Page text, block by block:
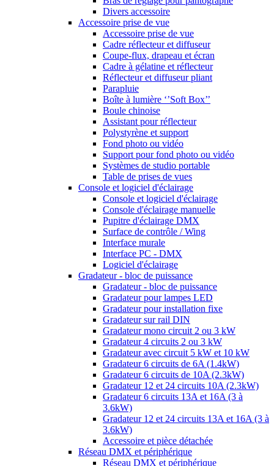
Divers accessoire
Accessoire prise de vue
Accessoire prise de vue
Cadre réflecteur et diffuseur
Coupe-flux, drapeau et écran
Cadre à gélatine et réflecteur
Réflecteur et diffuseur pliant
Parapluie
Boîte à lumière ‘’Soft Box’’
Boule chinoise
Assistant pour réflecteur
Polystyrène et support
Fond photo ou vidéo
Support pour fond photo ou vidéo
Systèmes de studio portable
Table de prises de vues
Console et logiciel d'éclairage
Console et logiciel d'éclairage
Console d'éclairage manuelle
Pupitre d'éclairage DMX
Surface de contrôle / Wing
Interface murale
Interface PC - DMX
Logiciel d'éclairage
Gradateur - bloc de puissance
Gradateur - bloc de puissance
Gradateur pour lampes LED
Gradateur pour installation fixe
Gradateur sur rail DIN
Gradateur mono circuit 2 ou 3 kW
Gradateur 4 circuits 2 ou 3 kW
Gradateur avec circuit 5 kW et 10 kW
Gradateur 6 circuits de 6A (1.4kW)
Gradateur 6 circuits de 10A (2.3kW)
Gradateur 12 et 24 circuits 10A (2.3kW)
Gradateur 6 circuits 13A et 16A (3 à
3.6kW)
Gradateur 12 et 24 circuits 13A et 16A (3 à
3.6kW)
Accessoire et pièce détachée
Réseau DMX et périphérique
Réseau DMX et périphérique